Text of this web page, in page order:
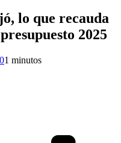
lo que recauda
2025
01 minutos